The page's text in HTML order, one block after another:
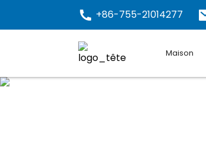
+86-755-21014277
Maison